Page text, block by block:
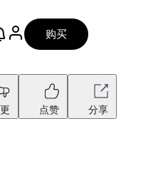
购买
点赞 分享